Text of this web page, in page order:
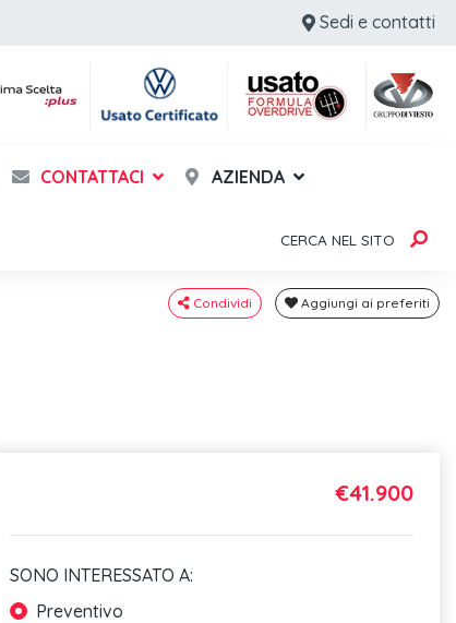
Sedi e contatti
CONTATTACI AZIENDA
CERCA NEL SITO
Condividi Aggiungi ai preferiti
€41.900
SONO INTERESSATO A:
Preventivo